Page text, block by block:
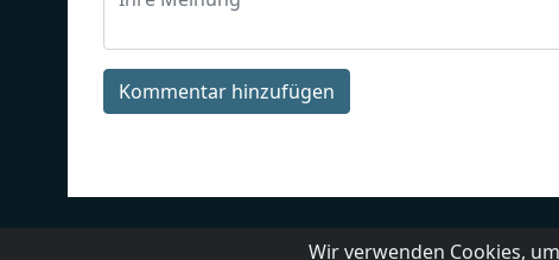
Kommentar hinzufügen
Landesrundfunkanstalten Über uns
Wir verwenden Cookies,